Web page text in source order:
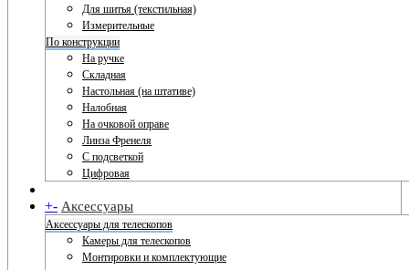
Для шитья (текстильная)
Измерительные
По конструкции
На ручке
Складная
Настольная (на штативе)
Налобная
На очковой оправе
Линза Френеля
С подсветкой
Цифровая
+- Аксессуары
Аксессуары для телескопов
Камеры для телескопов
Монтировки и комплектующие